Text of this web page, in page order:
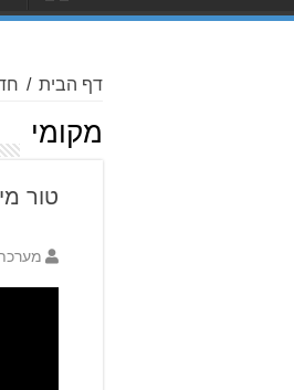
דף הבית /
מקומי
טור